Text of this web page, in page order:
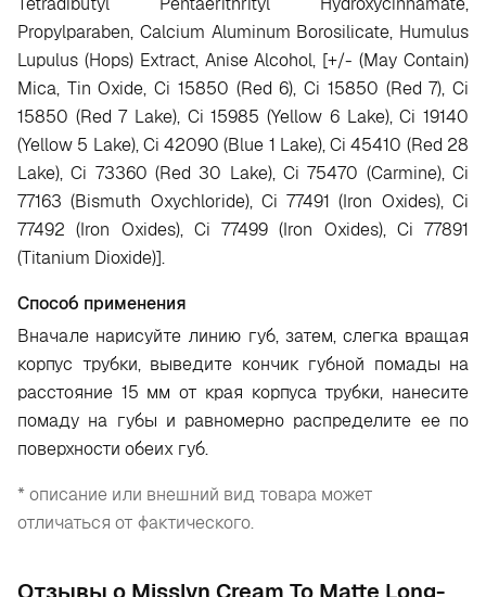
Propylparaben, Calcium Aluminum Borosilicate, Humulus
Lupulus (Hops) Extract, Anise Alcohol, [+/- (May Contain)
Mica, Tin Oxide, Ci 15850 (Red 6), Ci 15850 (Red 7), Ci
15850 (Red 7 Lake), Ci 15985 (Yellow 6 Lake), Ci 19140
(Yellow 5 Lake), Ci 42090 (Blue 1 Lake), Ci 45410 (Red 28
Lake), Ci 73360 (Red 30 Lake), Ci 75470 (Carmine), Ci
77163 (Bismuth Oxychloride), Ci 77491 (Iron Oxides), Ci
77492 (Iron Oxides), Ci 77499 (Iron Oxides), Ci 77891
(Titanium Dioxide)].
Способ применения
Вначале нарисуйте линию губ, затем, слегка вращая
корпус трубки, выведите кончик губной помады на
расстояние 15 мм от края корпуса трубки, нанесите
помаду на губы и равномерно распределите ее по
поверхности обеих губ.
* описание или внешний вид товара может
отличаться от фактического.